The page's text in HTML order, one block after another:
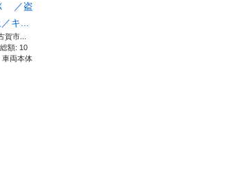
／盗
キ...
賀市...
額: 10
両本体